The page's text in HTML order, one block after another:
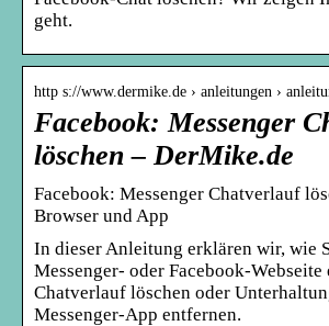
geht.
http s://www.dermike.de › anleitungen ›
Facebook: Messenger
löschen – DerMike.de
Facebook: Messenger Chatverlauf
Browser und App
In dieser Anleitung erklären wir, wie
Messenger- oder Facebook-Webseite
Chatverlauf löschen oder
Messenger-App entfernen.